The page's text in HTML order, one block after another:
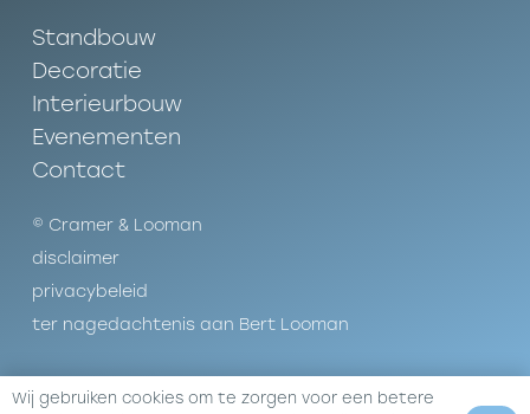
Standbouw
Decoratie
Interieurbouw
Evenementen
Contact
© Cramer & Looman
disclaimer
privacybeleid
ter nagedachtenis aan Bert Looman
Wij gebruiken cookies om te zorgen voor een betere